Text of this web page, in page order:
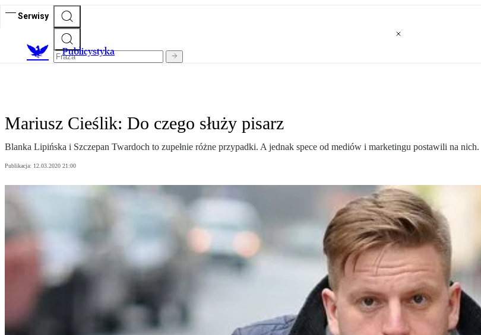
Serwisy
Publicystyka
Mariusz Cieślik: Do czego służy pisarz
Blanka Lipińska i Szczepan Twardoch to zupełnie różne przypadki. A jednak spece od mediów i marketingu postawili na nich.
Publikacja: 12.03.2020 21:00